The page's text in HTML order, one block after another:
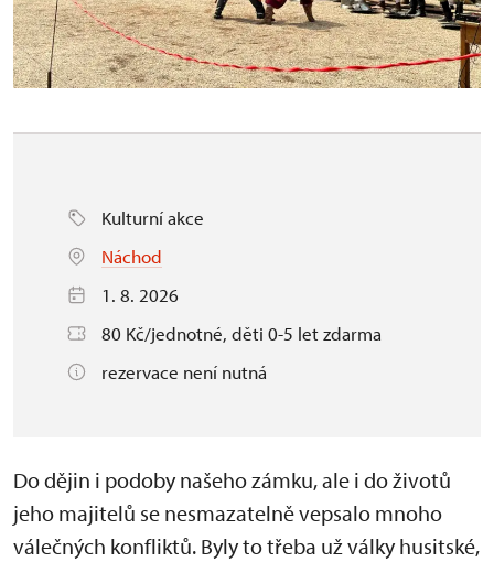
Kulturní akce
Náchod
1. 8. 2026
80 Kč/jednotné, děti 0-5 let zdarma
rezervace není nutná
Do dějin i podoby našeho zámku, ale i do životů
jeho majitelů se nesmazatelně vepsalo mnoho
válečných konfliktů. Byly to třeba už války husitské,